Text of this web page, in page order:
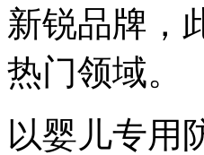
新锐品牌，
热门领域。
以婴儿专用